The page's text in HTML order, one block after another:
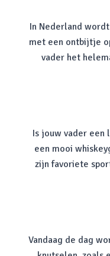
In Nederland
met een ontbijtje
vader het
Is jouw vader een
een mooi
zijn favoriete
Vandaag de dag